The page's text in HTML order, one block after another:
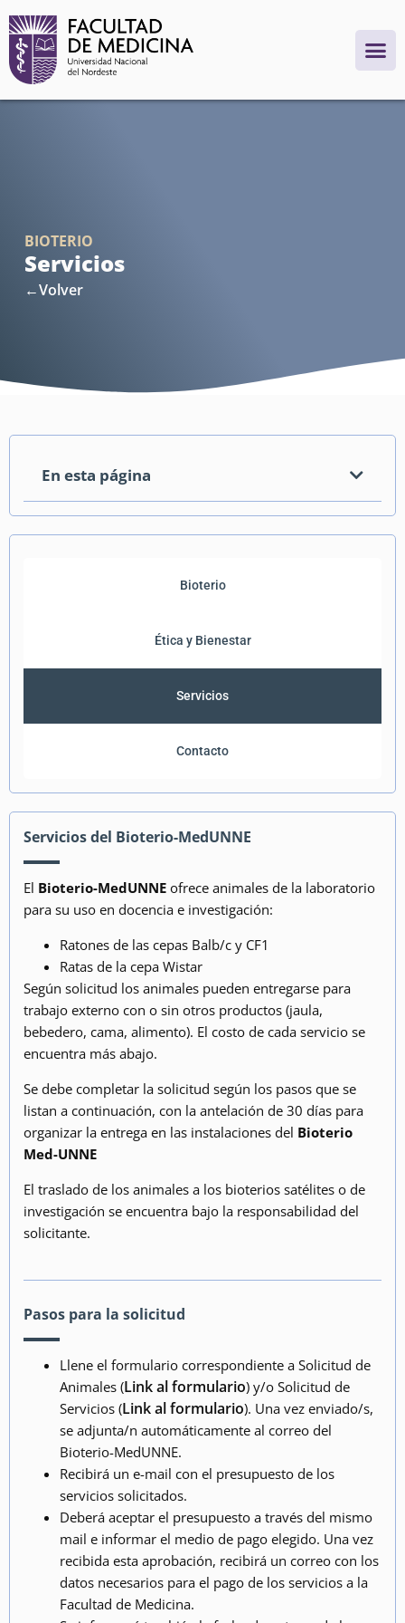
BIOTERIO
Servicios
←Volver
En esta página
Bioterio
Ética y Bienestar
Servicios
Contacto
Servicios del Bioterio-MedUNNE
El Bioterio-MedUNNE ofrece animales de la laboratorio
para su uso en docencia e investigación:
Ratones de las cepas Balb/c y CF1
Ratas de la cepa Wistar
Según solicitud los animales pueden entregarse para
trabajo externo con o sin otros productos (jaula,
bebedero, cama, alimento). El costo de cada servicio se
encuentra más abajo.
Se debe completar la solicitud según los pasos que se
listan a continuación, con la antelación de 30 días para
organizar la entrega en las instalaciones del Bioterio
Med-UNNE
El traslado de los animales a los bioterios satélites o de
investigación se encuentra bajo la responsabilidad del
solicitante.
Pasos para la solicitud
Llene el formulario correspondiente a Solicitud de
Animales (Link al formulario) y/o Solicitud de
Servicios (Link al formulario). Una vez enviado/s,
se adjunta/n automáticamente al correo del
Bioterio-MedUNNE.
Recibirá un e-mail con el presupuesto de los
servicios solicitados.
Deberá aceptar el presupuesto a través del mismo
mail e informar el medio de pago elegido. Una vez
recibida esta aprobación, recibirá un correo con los
datos necesarios para el pago de los servicios a la
Facultad de Medicina.